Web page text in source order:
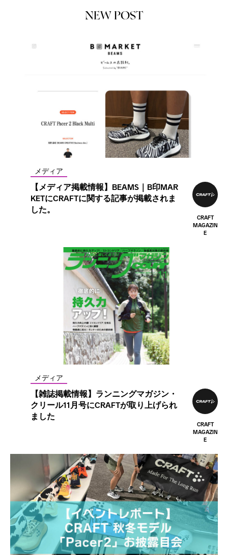
NEW POST
メディア
【メディア掲載情報】BEAMS｜B印MAR
KETにCRAFTに関する記事が掲載されま
した。
CRAFT
MAGAZIN
E
メディア
【雑誌掲載情報】ランニングマガジン・
クリール11月号にCRAFTが取り上げられ
ました
CRAFT
MAGAZIN
E